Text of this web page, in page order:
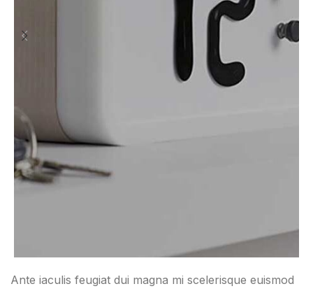
Ante iaculis feugiat dui magna mi scelerisque euismod